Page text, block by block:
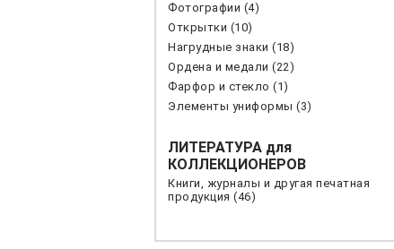
Фотографии (4)
Открытки (10)
Нагрудные знаки (18)
Ордена и медали (22)
Фарфор и стекло (1)
Элементы униформы (3)
ЛИТЕРАТУРА для
КОЛЛЕКЦИОНЕРОВ
Книги, журналы и другая печатная
продукция (46)